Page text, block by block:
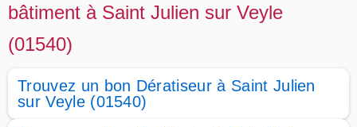
bâtiment à Saint Julien sur Veyle
(01540)
Trouvez un bon Dératiseur à Saint Julien
sur Veyle (01540)